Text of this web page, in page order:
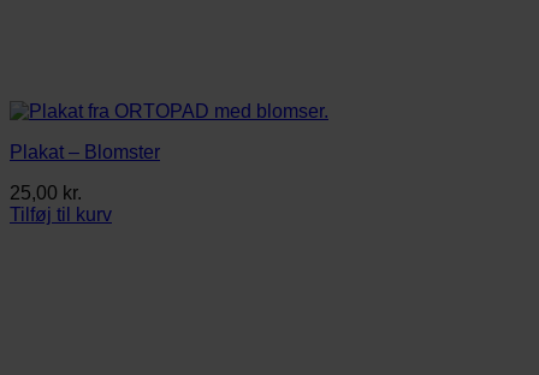
Plakat – Blomster
25,00 kr.
Tilføj til kurv